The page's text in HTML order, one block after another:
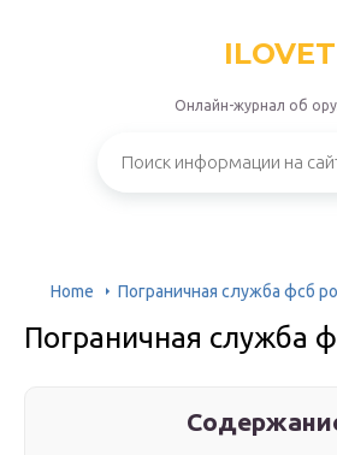
Онлайн-журнал об
Home Пограничная служба фсб
Пограничная служба